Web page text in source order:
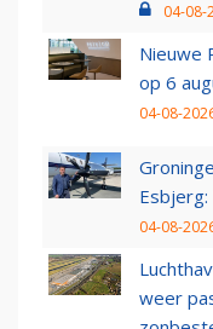
04-08-
Nieuwe
op 6
04-08-
04-08-
weer